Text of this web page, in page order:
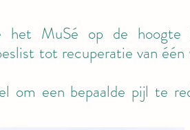
MuSé op de hoogte
tot recuperatie van
een bepaalde pijl te